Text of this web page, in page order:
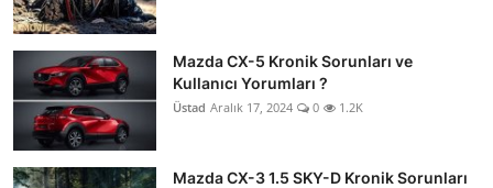
Mazda CX-5 Kronik Sorunları ve
Kullanıcı Yorumları ?
Üstad Aralık 17, 2024 0 1.2K
Mazda CX-3 1.5 SKY-D Kronik Sorunları